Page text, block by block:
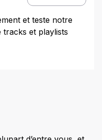
et teste notre
tracks et playlists